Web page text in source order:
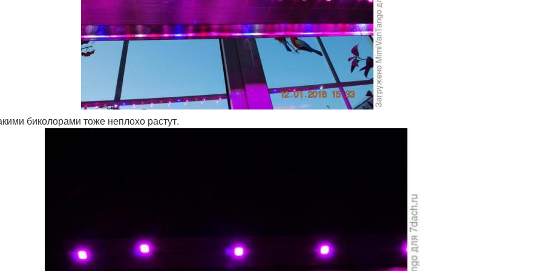
биколорами тоже неплохо растут.